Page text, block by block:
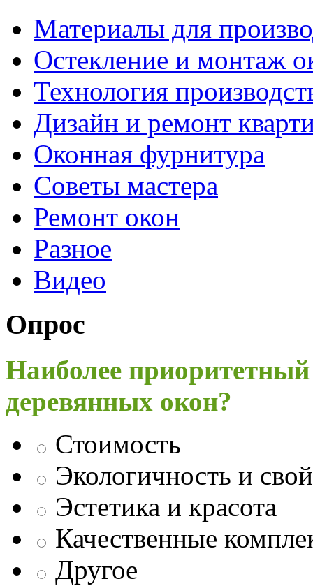
Материалы для
Остекление и монтаж
Технология
Дизайн и ремонт
Оконная фурнитура
Советы мастера
Ремонт окон
Разное
Видео
Опрос
Наиболее
деревянных окон?
Стоимость
Экологичность и
Эстетика и красота
Качественные
Другое